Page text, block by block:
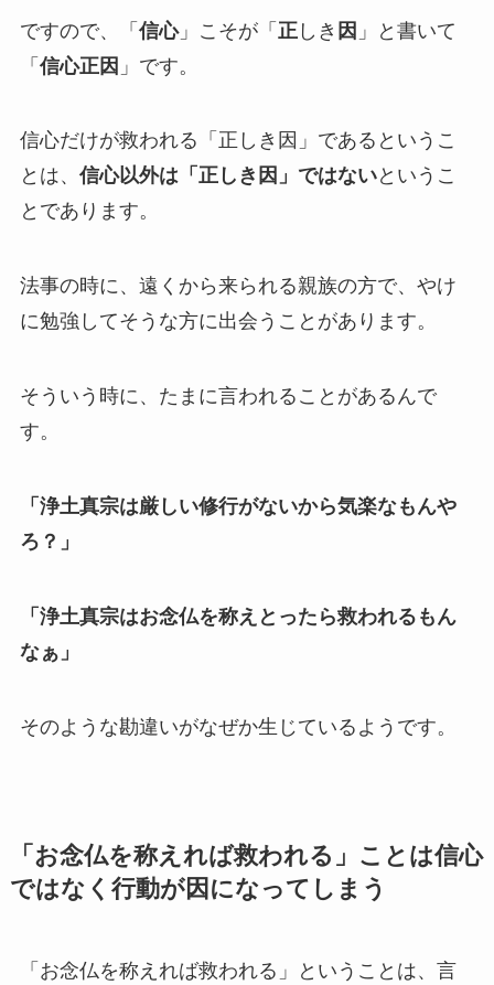
ですので、「 信心」こそが「 正しき 因 」と書いて
「 信心正因 」です。
信心だけが救われる「正しき因」であるというこ
とは、 信心以外は「正しき因」ではないというこ
とであります。
法事の時に、遠くから来られる親族の方で、やけ
に勉強してそうな方に出会うことがあります。
そういう時に、たまに言われることがあるんで
す。
「浄土真宗は厳しい修行がないから気楽なもんや
ろ？」
「浄土真宗はお念仏を称えとったら救われるもん
なぁ」
そのような勘違いがなぜか生じているようです。
「お念仏を称えれば救われる」ことは信心
ではなく行動が因になってしまう
「お念仏を称えれば救われる」ということは、言